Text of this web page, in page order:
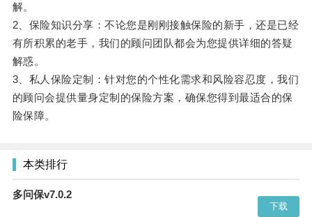
解。
2、保险知识分享：不论您是刚刚接触保险的新手，还是已经
有所积累的老手，我们的顾问团队都会为您提供详细的答疑
解惑。
3、私人保险定制：针对您的个性化需求和风险容忍度，我们
的顾问会提供量身定制的保险方案，确保您得到最适合的保
险保障。
本类排行
多问保v7.0.2
下载